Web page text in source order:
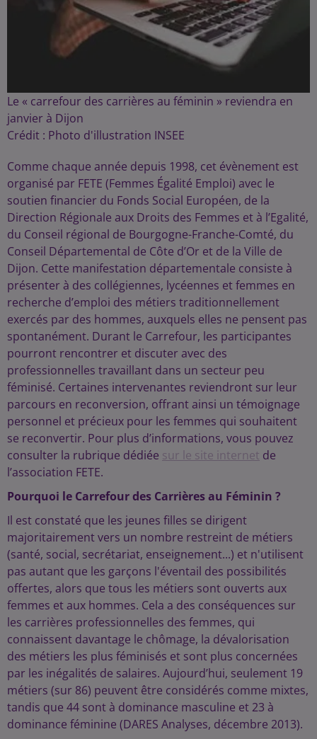
Le « carrefour des carrières au féminin » reviendra en
janvier à Dijon
Crédit : Photo d'illustration INSEE
Comme chaque année depuis 1998, cet évènement est
organisé par FETE (Femmes Égalité Emploi) avec le
soutien financier du Fonds Social Européen, de la
Direction Régionale aux Droits des Femmes et à l’Egalité,
du Conseil régional de Bourgogne-Franche-Comté, du
Conseil Départemental de Côte d’Or et de la Ville de
Dijon. Cette manifestation départementale consiste à
présenter à des collégiennes, lycéennes et femmes en
recherche d’emploi des métiers traditionnellement
exercés par des hommes, auxquels elles ne pensent pas
spontanément. Durant le Carrefour, les participantes
pourront rencontrer et discuter avec des
professionnelles travaillant dans un secteur peu
féminisé. Certaines intervenantes reviendront sur leur
parcours en reconversion, offrant ainsi un témoignage
personnel et précieux pour les femmes qui souhaitent
se reconvertir. Pour plus d’informations, vous pouvez
consulter la rubrique dédiée sur le site internet de
l’association FETE.
Pourquoi le Carrefour des Carrières au Féminin ?
Il est constaté que les jeunes filles se dirigent
majoritairement vers un nombre restreint de métiers
(santé, social, secrétariat, enseignement...) et n'utilisent
pas autant que les garçons l'éventail des possibilités
offertes, alors que tous les métiers sont ouverts aux
femmes et aux hommes. Cela a des conséquences sur
les carrières professionnelles des femmes, qui
connaissent davantage le chômage, la dévalorisation
des métiers les plus féminisés et sont plus concernées
par les inégalités de salaires. Aujourd’hui, seulement 19
métiers (sur 86) peuvent être considérés comme mixtes,
tandis que 44 sont à dominance masculine et 23 à
dominance féminine (DARES Analyses, décembre 2013).